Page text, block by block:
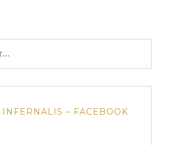
INFERNALIS – FACEBOOK